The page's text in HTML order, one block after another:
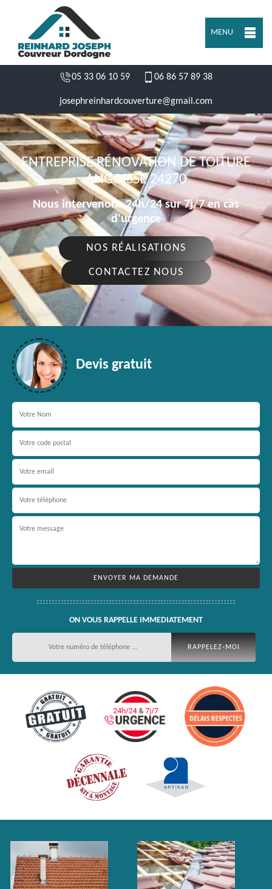
MENU
05 33 06 10 59 06 86 57 89 38
josephreinhardcouverture@gmail.com
ENTREPRISE RÉNOVATION DE TOITURE
ANGOISSE 24270
Nous intervenons 24h/24 sur 7j/7 en cas
d'urgence
NOS RÉALISATIONS
CONTACTEZ NOUS
Devis gratuit
ON VOUS RAPPELLE IMMEDIATEMENT